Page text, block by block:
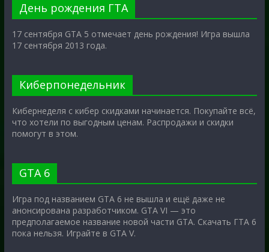
День рождения ГТА
17 сентября GTA 5 отмечает день рождения! Игра вышла
17 сентября 2013 года.
Киберпонедельник
Кибернеделя с кибер скидками начинается. Покупайте всё,
что хотели по выгодным ценам. Распродажи и скидки
помогут в этом.
GTA 6
Игра под названием GTA 6 не вышла и ещё даже не
анонсирована разработчиком. GTA VI — это
предполагаемое название новой части GTA. Скачать ГТА 6
пока нельзя. Играйте в GTA V.